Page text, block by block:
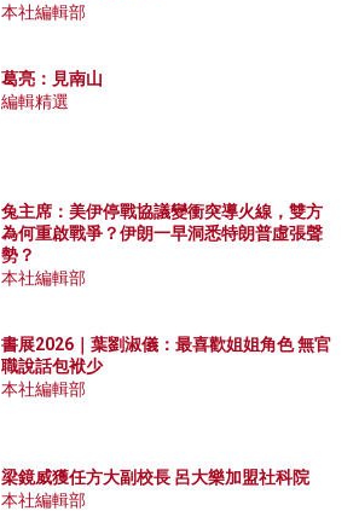
本社編輯部
葛亮：見南山
編輯精選
兔主席：美伊停戰協議變衝突導火線，雙方
為何重啟戰爭？伊朗一早洞悉特朗普虛張聲
勢？
本社編輯部
書展2026｜葉劉淑儀：最喜歡姐姐角色 無官
職說話包袱少
本社編輯部
梁鏡威獲任方大副校長 呂大樂加盟社科院
本社編輯部